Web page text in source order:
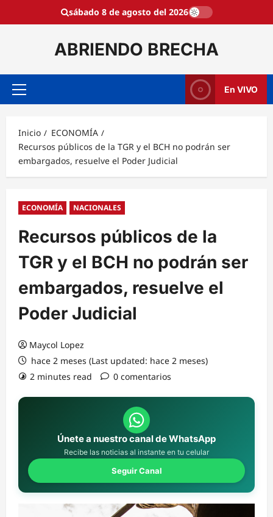
sábado 8 de agosto del 2026
ABRIENDO BRECHA
Menú
En VIVO
Inicio
ECONOMÍA
Recursos públicos de la TGR y el BCH no podrán ser
embargados, resuelve el Poder Judicial
ECONOMÍA NACIONALES
Recursos públicos de la
TGR y el BCH no podrán ser
embargados, resuelve el
Poder Judicial
Maycol Lopez
hace 2 meses (Last updated: hace 2 meses)
2 minutes read
0 comentarios
Únete a nuestro canal de WhatsApp
Recibe las noticias al instante en tu celular
Seguir Canal